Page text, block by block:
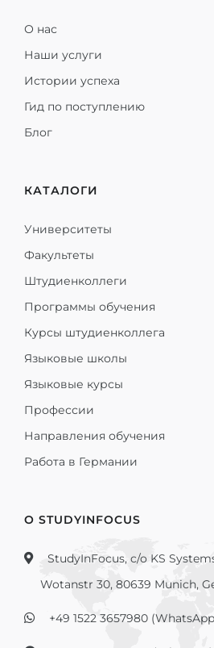
О нас
Наши услуги
Истории успеха
Гид по поступлению
Блог
КАТАЛОГИ
Университеты
Факультеты
Штудиенколлеги
Программы обучения
Курсы штудиенколлега
Языковые школы
Языковые курсы
Профессии
Направления обучения
Работа в Германии
О STUDYINFOCUS
StudyInFocus, c/o KS
Wotanstr 30, 80639 Munich,
+49 1522 3657980